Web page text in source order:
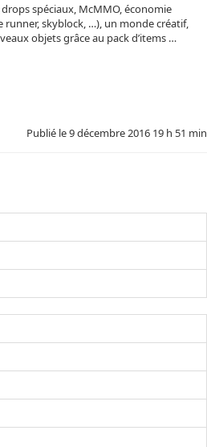
spéciaux, McMMO, économie
runner, skyblock, …), un monde créatif,
objets grâce au pack d’items …
Publié le9 décembre 2016 19 h 51 min